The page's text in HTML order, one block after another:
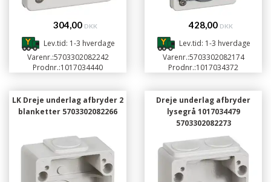
304,00 DKK
Lev.tid: 1-3 hverdage
Varenr.:5703302082242
Prodnr.:1017034440
428,00 DKK
Lev.tid: 1-3 hverdage
Varenr.:5703302082174
Prodnr.:1017034372
LK Dreje underlag afbryder 2
blanketter 5703302082266
Dreje underlag afbryder
lysegrå 1017034479
5703302082273